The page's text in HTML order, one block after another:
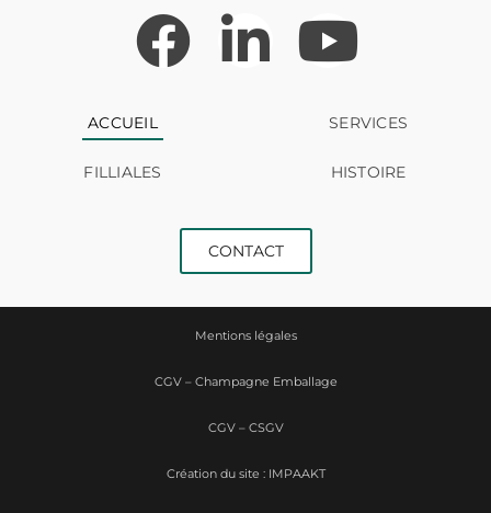
ACCUEIL SERVICES
FILLIALES HISTOIRE
CONTACT
Mentions légales
CGV – Champagne Emballage
CGV – CSGV
Création du site : IMPAAKT